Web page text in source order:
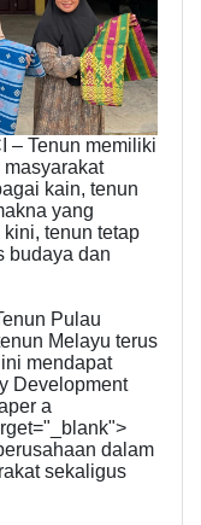
– Tenun memiliki
kain, tenun
yang
tenun tetap
budaya dan
Pulau
Melayu terus
mendapat
Development
a
dalam
sekaligus